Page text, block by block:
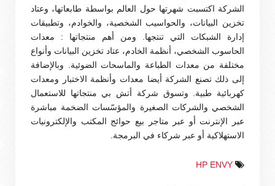
الشركة اكتسبت شهرتها حول العالم بواسطة طابعاتها، وعتاد
تخزين البيانات، والحواسيب الشخصية، والخوادم، وتطبيقات
إدارة الشبكات التي تنتجها. ومن أهم منتجاتها : معدات
الحاسوب الشخصي، أنظمة الخادم، عتاد تخزين البيانات وأنواع
مختلفة من معدات الطباعة والماسحات الضوئية. وبالإضافة
إلى ذلك تصنع الشركة أيضا معدات وأنظمة الاختبار ومعدات
كهربائية طبية. وتسوق شركة أتش بي منتجاتها للاستعمال
الشخصي والشركات الصغيرة والمؤسّسات الضخمة مباشرة
عبر الإنترنت أو عبر متاجر بيع حوائج المكتب والإلكترونيات
الاستهلاكية أو عبر شركاء في البرمجة.
HP ENVY